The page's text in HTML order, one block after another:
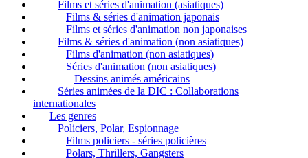
Films et séries d'animation (asiatiques)
Films & séries d'animation japonais
Films et séries d'animation non japonaises
Films & séries d'animation (non asiatiques)
Films d'animation (non asiatiques)
Séries d'animation (non asiatiques)
Dessins animés américains
Séries animées de la DIC : Collaborations
internationales
Les genres
Policiers, Polar, Espionnage
Films policiers - séries policières
Polars, Thrillers, Gangsters